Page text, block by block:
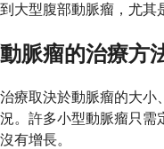
到大型腹部動脈瘤，尤其
動脈瘤的治療方
治療取決於動脈瘤的大小
況。許多小型動脈瘤只需
沒有增長。